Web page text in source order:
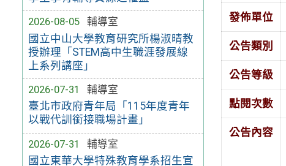
2026-08-05
輔導室
國立中山大學教育研究所楊淑晴教
授辦理「STEM高中生職涯發展線
上系列講座」
2026-07-31
輔導室
臺北市政府青年局「115年度青年
以戰代訓銜接職場計畫」
2026-07-31
輔導室
國立東華大學特殊教育學系招生宣
發佈單位
公告類別
公告等級
點閱次數
公告內容